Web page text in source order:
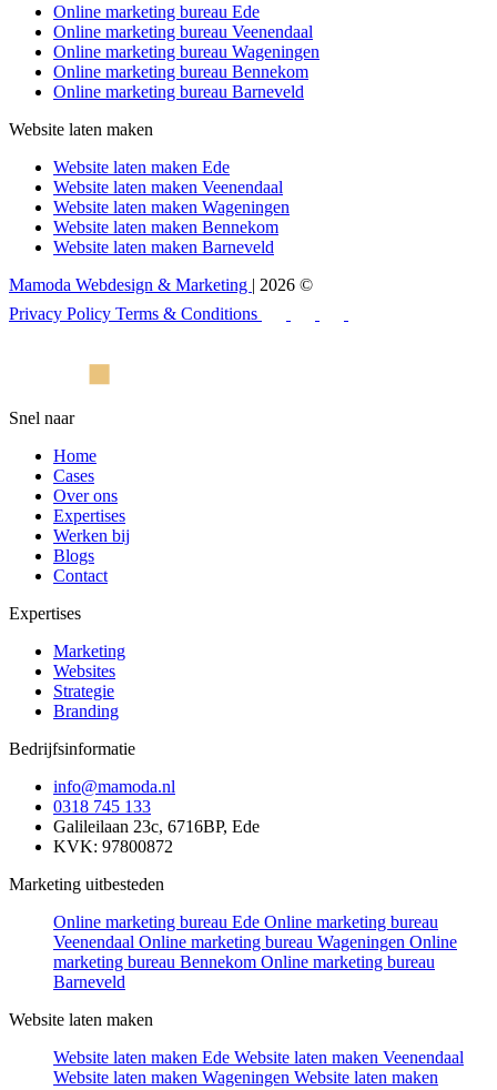
Online marketing bureau Ede
Online marketing bureau Veenendaal
Online marketing bureau Wageningen
Online marketing bureau Bennekom
Online marketing bureau Barneveld
Website laten maken
Website laten maken Ede
Website laten maken Veenendaal
Website laten maken Wageningen
Website laten maken Bennekom
Website laten maken Barneveld
Mamoda Webdesign & Marketing | 2026 ©
Privacy Policy Terms & Conditions
Snel naar
Home
Cases
Over ons
Expertises
Werken bij
Blogs
Contact
Expertises
Marketing
Websites
Strategie
Branding
Bedrijfsinformatie
info@mamoda.nl
0318 745 133
Galileilaan 23c, 6716BP, Ede
KVK: 97800872
Marketing uitbesteden
Online marketing bureau Ede Online marketing bureau
Veenendaal Online marketing bureau Wageningen Online
marketing bureau Bennekom Online marketing bureau
Barneveld
Website laten maken
Website laten maken Ede Website laten maken Veenendaal
Website laten maken Wageningen Website laten maken